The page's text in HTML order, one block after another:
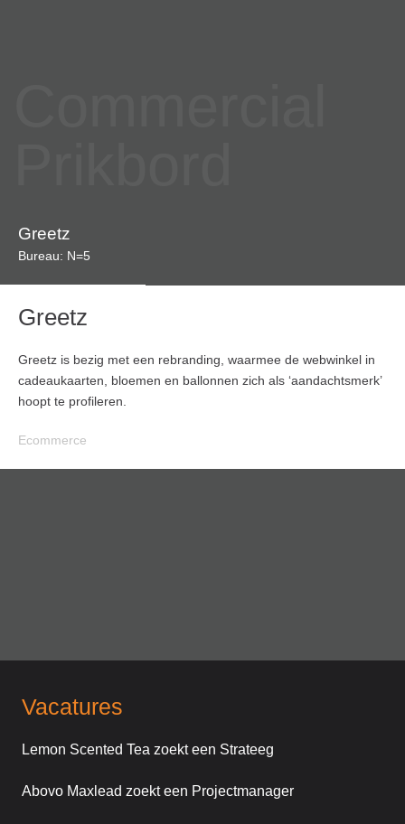
Greetz
Bureau: N=5
Greetz
Greetz is bezig met een rebranding, waarmee de webwinkel in
cadeaukaarten, bloemen en ballonnen zich als ‘aandachtsmerk’
hoopt te profileren.
Ecommerce
Vacatures
Lemon Scented Tea zoekt een Strateeg
Abovo Maxlead zoekt een Projectmanager